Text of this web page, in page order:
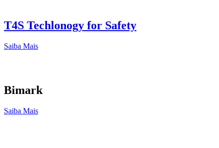
T4S Techlonogy for Safety
Saiba Mais
Bimark
Saiba Mais